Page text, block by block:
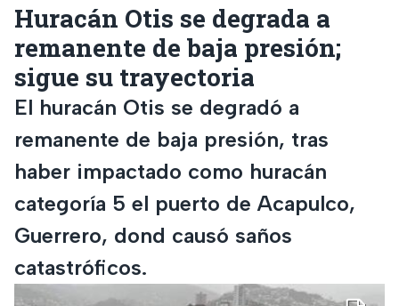
Huracán Otis se degrada a
remanente de baja presión;
sigue su trayectoria
El huracán Otis se degradó a
remanente de baja presión, tras
haber impactado como huracán
categoría 5 el puerto de Acapulco,
Guerrero, dond causó saños
catastróficos.